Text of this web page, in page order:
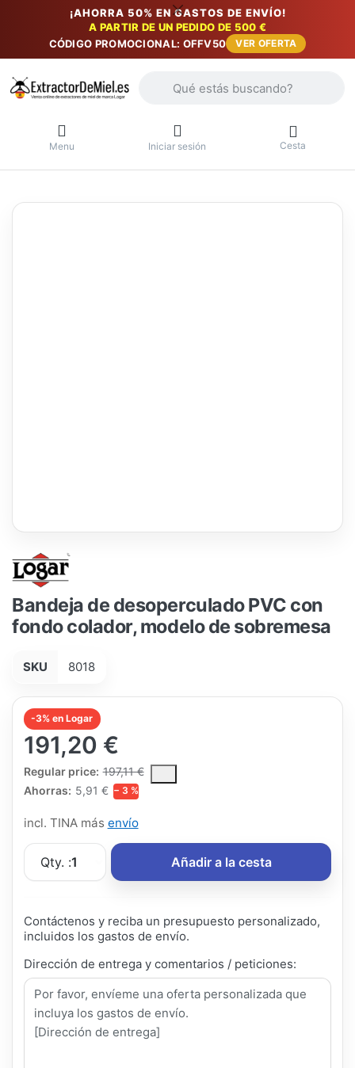
¡AHORRA 50% EN GASTOS DE ENVÍO!
A PARTIR DE UN PEDIDO DE 500 €
CÓDIGO PROMOCIONAL: OFFV50
VER OFERTA
Menu Iniciar sesión Cesta
Bandeja de desoperculado PVC con
fondo colador, modelo de sobremesa
SKU 8018
-3% en Logar
191,20 €
Regular price: 197,11 €
The Regular Price is the median selling price paid by
Ahorras: 5,91 € − 3 %
incl. TINA más envío
Qty. :1 Añadir a la cesta
Contáctenos y reciba un presupuesto personalizado,
incluidos los gastos de envío.
Dirección de entrega y comentarios / peticiones: